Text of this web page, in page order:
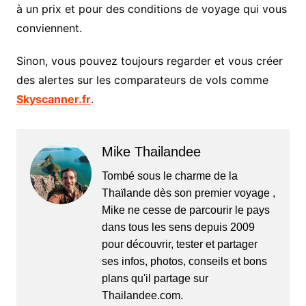
à un prix et pour des conditions de voyage qui vous
conviennent.
Sinon, vous pouvez toujours regarder et vous créer
des alertes sur les comparateurs de vols comme
Skyscanner.fr.
Mike Thailandee
Tombé sous le charme de la
Thaïlande dès son premier voyage ,
Mike ne cesse de parcourir le pays
dans tous les sens depuis 2009
pour découvrir, tester et partager
ses infos, photos, conseils et bons
plans qu'il partage sur
Thailandee.com.